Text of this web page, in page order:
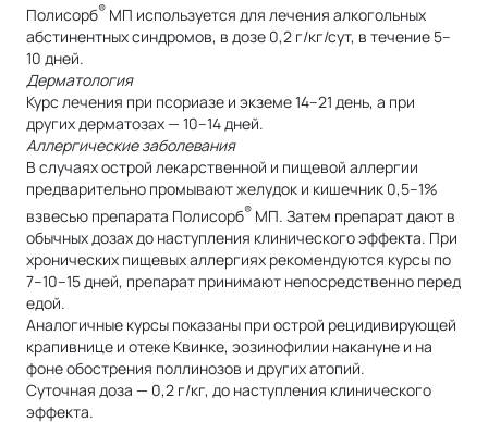
Полисорб® МП используется для лечения алкогольных
абстинентных синдромов, в дозе 0,2 г/кг/сут, в течение 5–
10 дней.
Дерматология
Курс лечения при псориазе и экземе 14–21 день, а при
других дерматозах — 10–14 дней.
Аллергические заболевания
В случаях острой лекарственной и пищевой аллергии
предварительно промывают желудок и кишечник 0,5–1%
взвесью препарата Полисорб® МП. Затем препарат дают в
обычных дозах до наступления клинического эффекта. При
хронических пищевых аллергиях рекомендуются курсы по
7–10–15 дней, препарат принимают непосредственно перед
едой.
Аналогичные курсы показаны при острой рецидивирующей
крапивнице и отеке Квинке, эозинофилии накануне и на
фоне обострения поллинозов и других атопий.
Суточная доза — 0,2 г/кг, до наступления клинического
эффекта.